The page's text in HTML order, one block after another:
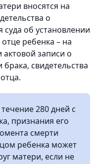
вносятся на
о
об установлении
ребенка – на
актовой записи о
свидетельства
280 дней с
признания его
смерти
ребенка может
матери, если не